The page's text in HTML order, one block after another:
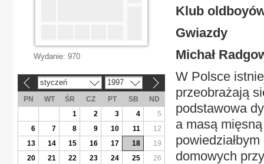
Klub
Gwiazdy
Michał
W Polsce
przeobrażają
podstawowa
a masą
domowych
Wydanie: 970
styczeń 1997
PN WT ŚR CZ PT SB
ND
1
2 3 4
5
6
7 8 9 10 11
12
13
14 15 16 17 18
19
20
21 22 23 24 25
26